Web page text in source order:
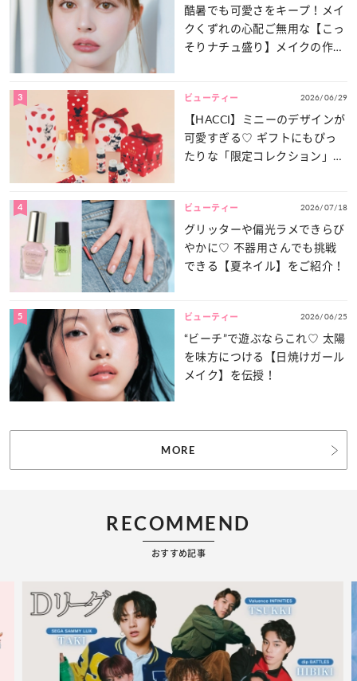
酷暑でも可愛さをキープ！メイ
クくずれの心配ご無用な【こっ
そりナチュ盛り】メイクの作り
3 ビューティー 2026/06/29
【HACCI】ミニーのデザインが
可愛すぎる♡ ギフトにもぴっ
たりな「限定コレクション」が
4 ビューティー 2026/07/18
グリッターや偏光ラメできらび
やかに♡ 不器用さんでも挑戦
できる【夏ネイル】をご紹介！
5 ビューティー 2026/06/25
“ビーチ”で遊ぶならこれ♡ 太陽
を味方につける【日焼けガール
メイク】を伝授！
MORE
RECOMMEND
おすすめ記事